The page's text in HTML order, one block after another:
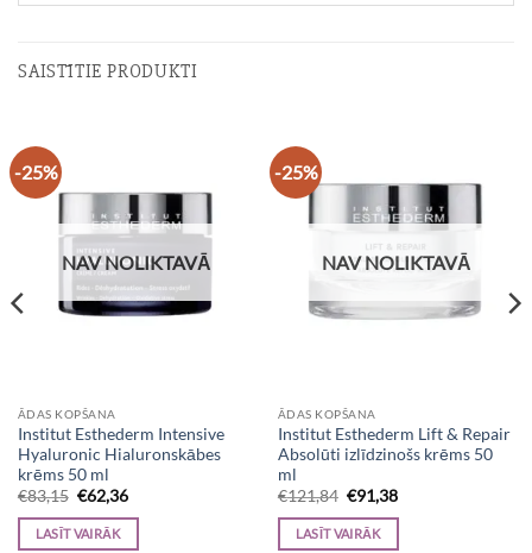
SAISTĪTIE PRODUKTI
-25%
NAV NOLIKTAVĀ
ĀDAS KOPŠANA
Institut Esthederm Intensive
Hyaluronic Hialuronskābes
krēms 50 ml
€83,15 Original
price
was:
€83,15.
€62,36Current
is:
LASĪT VAIRĀK
-25%
NAV NOLIKTAVĀ
ĀDAS KOPŠANA
Institut Esthederm Lift & Repair
Absolūti izlīdzinošs krēms 50
ml
€121,84 Original
price
was:
€121,84.
€91,38Current
is:
LASĪT VAIRĀK